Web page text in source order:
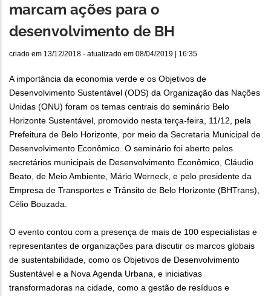
marcam ações para o
desenvolvimento de BH
criado em 13/12/2018 - atualizado em 08/04/2019 | 16:35
A importância da economia verde e os Objetivos de
Desenvolvimento Sustentável (ODS) da Organização das Nações
Unidas (ONU) foram os temas centrais do seminário Belo
Horizonte Sustentável, promovido nesta terça-feira, 11/12, pela
Prefeitura de Belo Horizonte, por meio da Secretaria Municipal de
Desenvolvimento Econômico. O seminário foi aberto pelos
secretários municipais de Desenvolvimento Econômico, Cláudio
Beato, de Meio Ambiente, Mário Werneck, e pelo presidente da
Empresa de Transportes e Trânsito de Belo Horizonte (BHTrans),
Célio Bouzada.
O evento contou com a presença de mais de 100 especialistas e
representantes de organizações para discutir os marcos globais
de sustentabilidade, como os Objetivos de Desenvolvimento
Sustentável e a Nova Agenda Urbana, e iniciativas
transformadoras na cidade, como a gestão de resíduos e